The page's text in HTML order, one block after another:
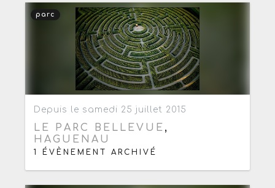
parc
Depuis le samedi 25 juillet 2015
LE PARC BELLEVUE ,
HAGUENAU
1 ÉVÈNEMENT ARCHIVÉ